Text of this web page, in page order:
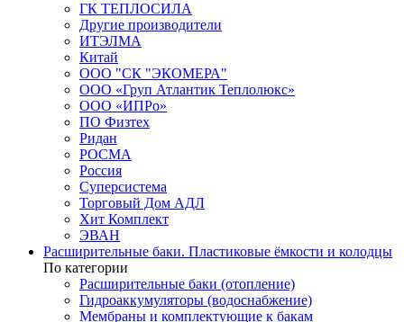
ГК ТЕПЛОСИЛА
Другие производители
ИТЭЛМА
Китай
ООО "СК "ЭКОМЕРА"
ООО «Груп Атлантик Теплолюкс»
ООО «ИПРо»
ПО Физтех
Ридан
РОСМА
Россия
Суперсистема
Торговый Дом АДЛ
Хит Комплект
ЭВАН
Расширительные баки. Пластиковые ёмкости и колодцы
По категории
Расширительные баки (отопление)
Гидроаккумуляторы (водоснабжение)
Мембраны и комплектующие к бакам